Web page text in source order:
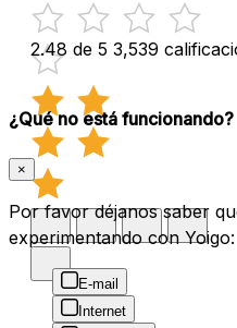
2.48 de 5 3,539
¿Qué no está funcionando?
×
Por favor déjanos saber
experimentando con Yoigo:
E-mail
Internet